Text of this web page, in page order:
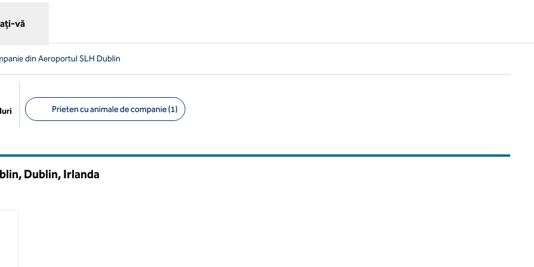
vă
din Aeroportul SLH Dublin
Prieten cu animale de companie (1)
Dublin, Irlanda
imaginea următoare